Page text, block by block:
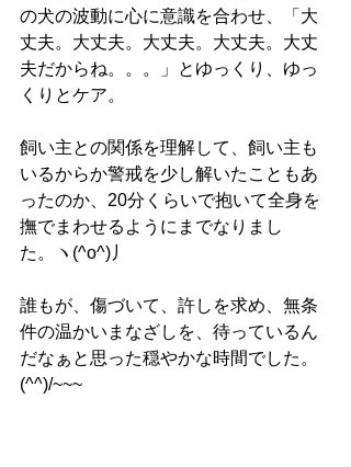
の犬の波動に心に意識を合わせ、「大
丈夫。大丈夫。大丈夫。大丈夫。大丈
夫だからね。。。」とゆっくり、ゆっ
くりとケア。
飼い主との関係を理解して、飼い主も
いるからか警戒を少し解いたこともあ
ったのか、20分くらいで抱いて全身を
撫でまわせるようにまでなりまし
た。ヽ(^o^)丿
誰もが、傷づいて、許しを求め、無条
件の温かいまなざしを、待っているん
だなぁと思った穏やかな時間でした。
(^^)/~~~